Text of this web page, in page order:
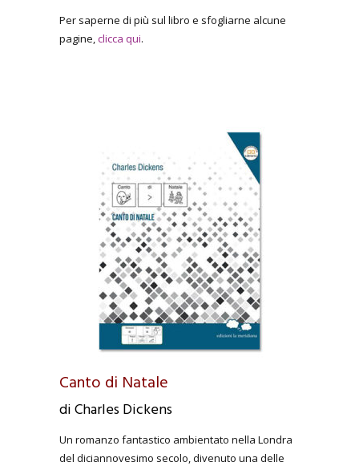
Per saperne di più sul libro e sfogliarne alcune
pagine,clicca qui.
Canto di Natale
di Charles Dickens
Un romanzo fantastico ambientato nella Londra
del diciannovesimo secolo, divenuto una delle